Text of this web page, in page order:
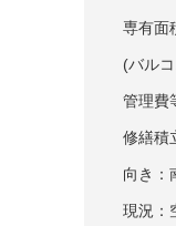
専有面
(バル
管理費
修繕積
向き：
現況：